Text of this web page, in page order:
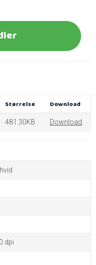
Størrelse Download
481.30KB Download
dpi